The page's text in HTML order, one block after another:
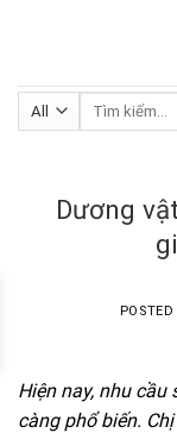
Tìm
Dương
POSTED
Hiện nay, nhu cầu
càng phổ biến.